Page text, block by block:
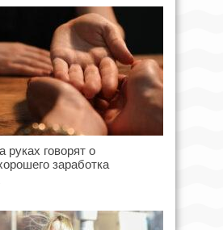
руках говорят о
заработка